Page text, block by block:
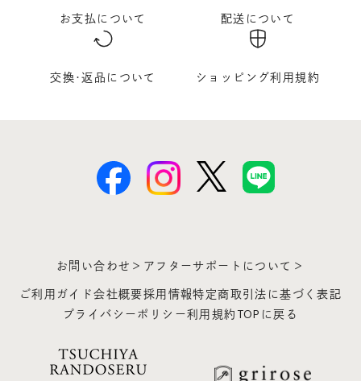
お支払について 配送について
交換･返品について ショッピング利用規約
お問い合わせ＞ アフターサポートについて＞
ご利用ガイド会社概要採用情報特定商取引法に基づく表記
プライバシーポリシー利用規約 TOPに戻る